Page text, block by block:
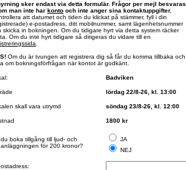
sker endast via detta formulär. Frågor per mejl besvaras
man inte har konto och inte anger sina kontaktuppgifter.
att datumet och tiden du klickat på stämmer, fyll i din
e-postadress, ditt mobilnummer, samt lägenhetsnummer
skicka in bokningen. Om du tidigare hyrt via detta system räcker
Om du inte hyrt tidigare så dirigeras du vidare till en
Om du är tvungen att registrera dig så får du komma tillbaka och
om bokningsförfrågan när kontot är godkänt.
Badviken
lördag 22/8-26, kl. 13:00
skall vara utrymd söndag 23/8-26, kl. 12:00
1800 kr
boka tillgång till ljud- och
för 200 kronor?
JA
NEJ